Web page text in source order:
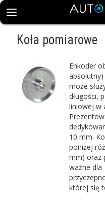
Koła pomiarowe
Enkoder
może
długości,
liniowej w
10 mm.
poniżej
mm) oraz
ważne dla
której się